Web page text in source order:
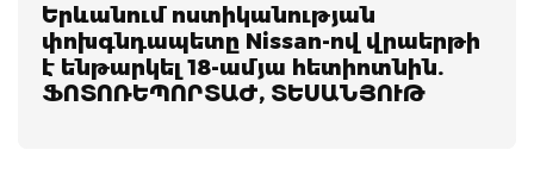
Երևանում ոստիկանության
փոխգնդապետը Nissan-ով վրաերթի
է ենթարկել 18-ամյա հետիոտնին.
ՖՈՏՈՌԵՊՈՐՏԱԺ, ՏԵՍԱՆՅՈՒԹ